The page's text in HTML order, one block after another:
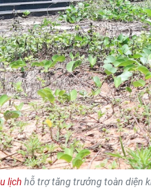
lịch hỗ trợ tăng trưởng toàn diện